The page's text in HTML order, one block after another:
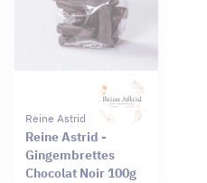
Reine Astrid
Reine Astrid -
Gingembrettes
Chocolat Noir 100g